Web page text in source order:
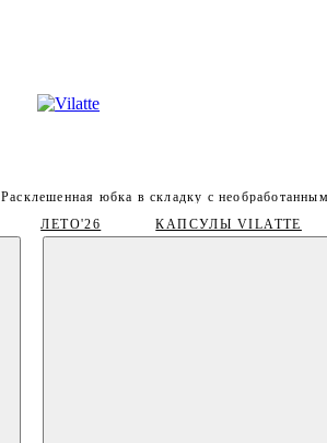
ЛЕТО'26 КАПСУЛЫ VILATTE
Расклешенная юбка в складку с